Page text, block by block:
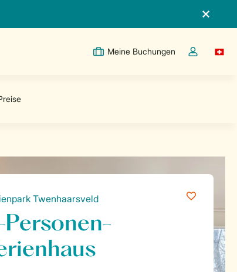
Meine Buchungen
Dropdown-
Twenhaarsveld
Personen-